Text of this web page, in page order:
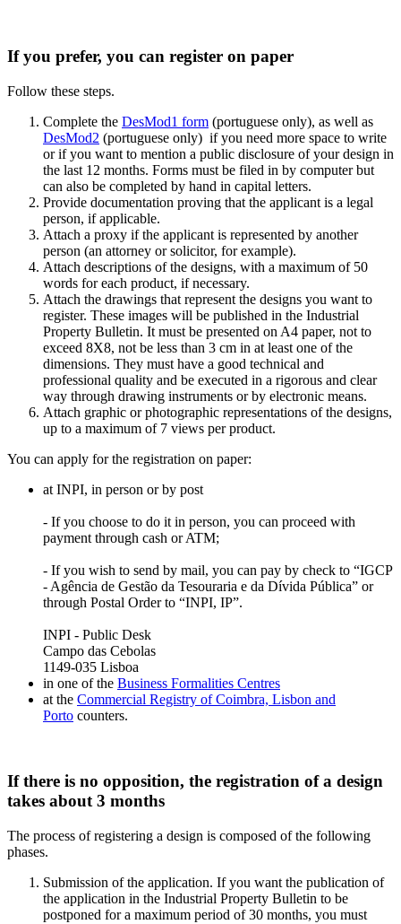
If you prefer, you can register on paper
Follow these steps.
Complete the DesMod1 form (portuguese only), as well as
DesMod2 (portuguese only) if you need more space to write
or if you want to mention a public disclosure of your design in
the last 12 months. Forms must be filed in by computer but
can also be completed by hand in capital letters.
Provide documentation proving that the applicant is a legal
person, if applicable.
Attach a proxy if the applicant is represented by another
person (an attorney or solicitor, for example).
Attach descriptions of the designs, with a maximum of 50
words for each product, if necessary.
Attach the drawings that represent the designs you want to
register. These images will be published in the Industrial
Property Bulletin. It must be presented on A4 paper, not to
exceed 8X8, not be less than 3 cm in at least one of the
dimensions. They must have a good technical and
professional quality and be executed in a rigorous and clear
way through drawing instruments or by electronic means.
Attach graphic or photographic representations of the designs,
up to a maximum of 7 views per product.
You can apply for the registration on paper:
at INPI, in person or by post
- If you choose to do it in person, you can proceed with
payment through cash or ATM;
- If you wish to send by mail, you can pay by check to “IGCP
- Agência de Gestão da Tesouraria e da Dívida Pública” or
through Postal Order to “INPI, IP”.
INPI - Public Desk
Campo das Cebolas
1149-035 Lisboa
in one of the Business Formalities Centres
at the Commercial Registry of Coimbra, Lisbon and
Porto counters.
If there is no opposition, the registration of a design
takes about 3 months
The process of registering a design is composed of the following
phases.
Submission of the application. If you want the publication of
the application in the Industrial Property Bulletin to be
postponed for a maximum period of 30 months, you must